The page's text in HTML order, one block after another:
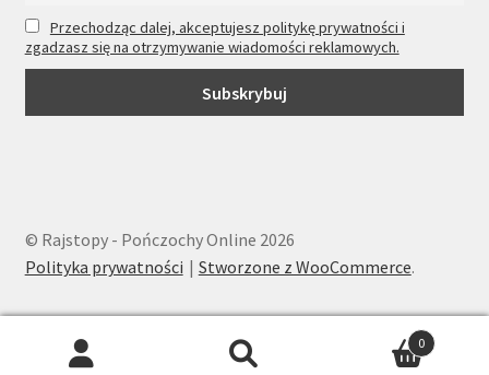
Przechodząc dalej, akceptujesz politykę prywatności i
zgadzasz się na otrzymywanie wiadomości reklamowych.
© Rajstopy - Pończochy Online 2026
Polityka prywatności
Stworzone z WooCommerce.
Wyszukiwarka
0